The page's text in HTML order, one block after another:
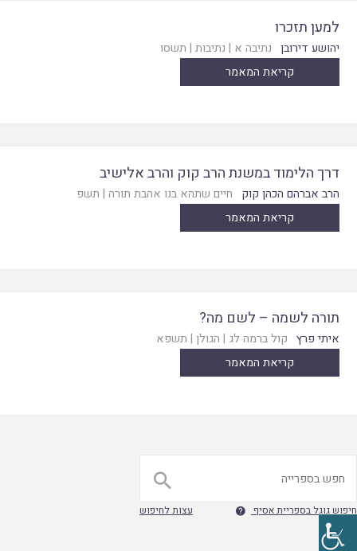
למען תזכרו
יהושע דירובן נתיבה א | נתיבות | תשסו
קריאת המאמר
דרך הלימוד במשנת הרב קוק והרב אלישיב
הרב אברהם הכהן קוק חיים שתהא בנו אהבת תורה | תשפ
קריאת המאמר
תורה לשמה – לשם מה?
איתי פרץ קול ברמה לג | הגולן | תשפא
קריאת המאמר

חיפוש גוגל בספריית אסיף  עצות לחיפוש